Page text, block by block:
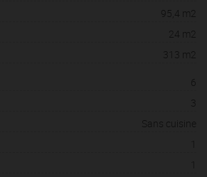
95,4 m2
24 m2
313 m2
6
3
Sans cuisine